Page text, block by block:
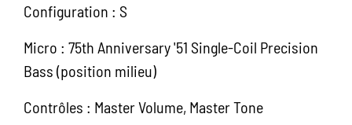
Configuration : S
Micro : 75th Anniversary '51 Single-Coil Precision
Bass (position milieu)
Contrôles : Master Volume, Master Tone